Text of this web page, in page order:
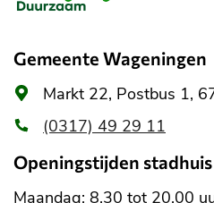
informatie
Gemeente Wageningen
Algemeen
adres
Markt 22, Postbus 1,
(0317) 49 29 11
Openingstijden stadhuis
Maandag: 8.30 tot 20.00